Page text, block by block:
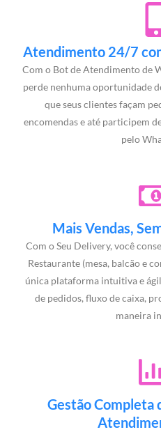
Atendimento 24/7
Com o Bot de Atendimento de
perde nenhuma oportunidade
que seus clientes façam
encomendas e até participem
pelo
Mais Vendas,
Com o Seu Delivery, você
Restaurante (mesa, balcão e
única plataforma intuitiva e
de pedidos, fluxo de caixa,
maneira
Gestão Completa